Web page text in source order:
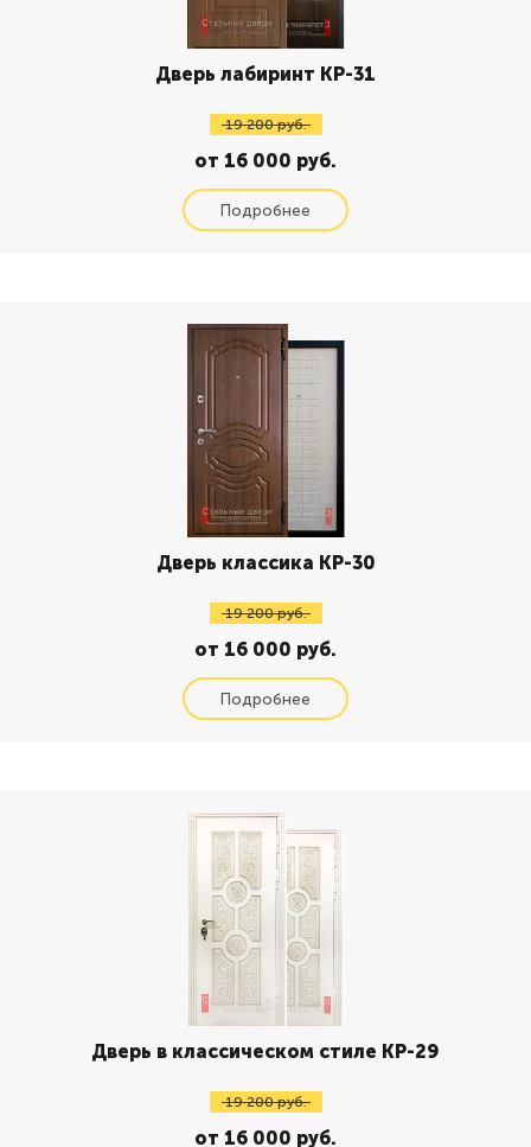
Дверь лабиринт КР-31
19 200 руб.
от 16 000 руб.
Дверь классика КР-30
19 200 руб.
от 16 000 руб.
Дверь в классическом стиле КР-29
19 200 руб.
от 16 000 руб.